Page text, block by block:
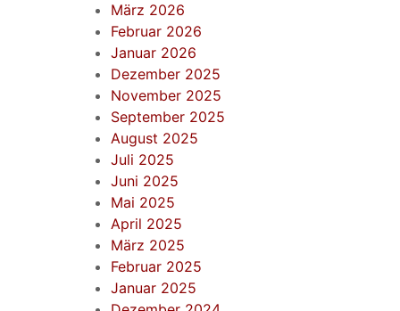
März 2026
Februar 2026
Januar 2026
Dezember 2025
November 2025
September 2025
August 2025
Juli 2025
Juni 2025
Mai 2025
April 2025
März 2025
Februar 2025
Januar 2025